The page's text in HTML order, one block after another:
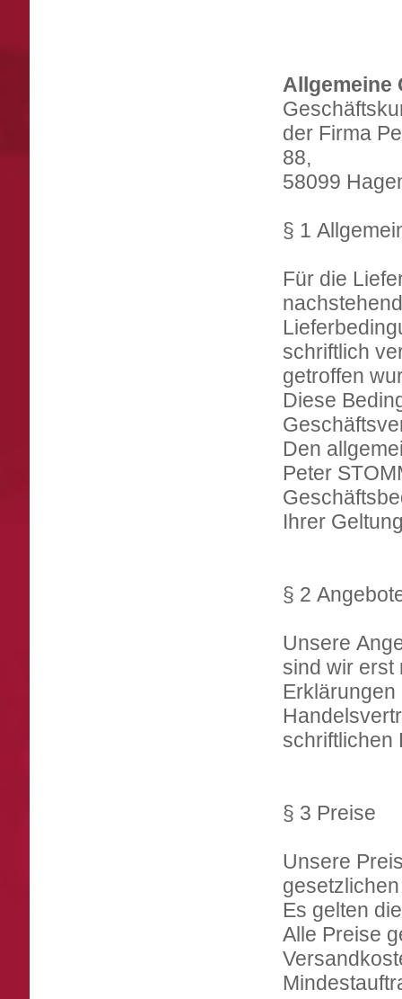
Allgemeine
der Firma
88,
58099
§ 1
Für die
schriftlich
getroffen
Diese
Den
Peter
Ihrer
§ 2
Unsere
sind wir erst
schriftlichen
§ 3 Preise
Unsere
Es gelten
Alle Preise